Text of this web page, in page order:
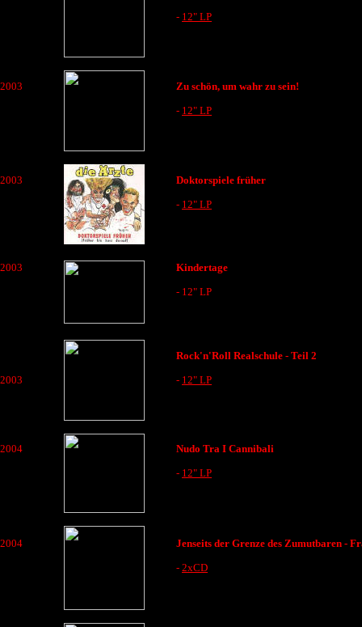
- 12" LP
2003
Zu schön, um wahr zu sein!
- 12" LP
2003
Doktorspiele früher
- 12" LP
2003
Kindertage
- 12" LP
2003
Rock'n'Roll Realschule - Teil 2
- 12" LP
2004
Nudo Tra I Cannibali
- 12" LP
2004
Jenseits der Grenze des Zumutbaren -
- 2xCD